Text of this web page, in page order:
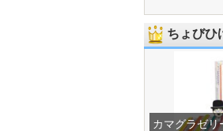
ちょびひ
カマグラゼリ